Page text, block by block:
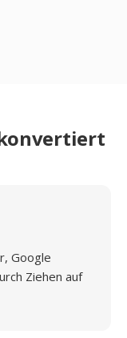
konvertiert
Google
Ziehen auf